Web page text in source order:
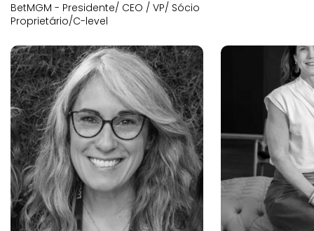
BetMGM - Presidente/ CEO / VP/ Sócio
Proprietário/C-level